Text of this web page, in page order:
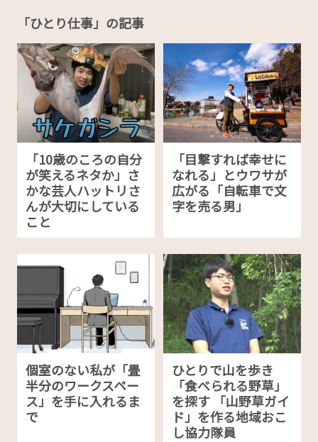
「ひとり仕事」の記事
「10歳のころの自分
が笑えるネタか」さ
かな芸人ハットリさ
んが大切にしている
こと
「目撃すれば幸せに
なれる」とウワサが
広がる「自転車で文
字を売る男」
個室のない私が「畳
半分のワークスペー
ス」を手に入れるま
で
ひとりで山を歩き
「食べられる野草」
を探す 「山野草ガイ
ド」を作る地域おこ
し協力隊員